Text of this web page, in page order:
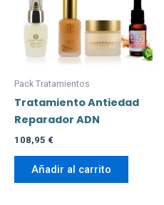
Pack Tratamientos
Tratamiento Antiedad
Reparador ADN
108,95 €
Añadir al carrito